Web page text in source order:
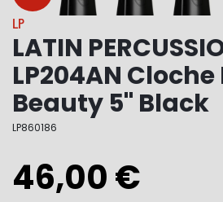
LP
LATIN
LP204AN
Beauty 5" Black
LP860186
46,00 €